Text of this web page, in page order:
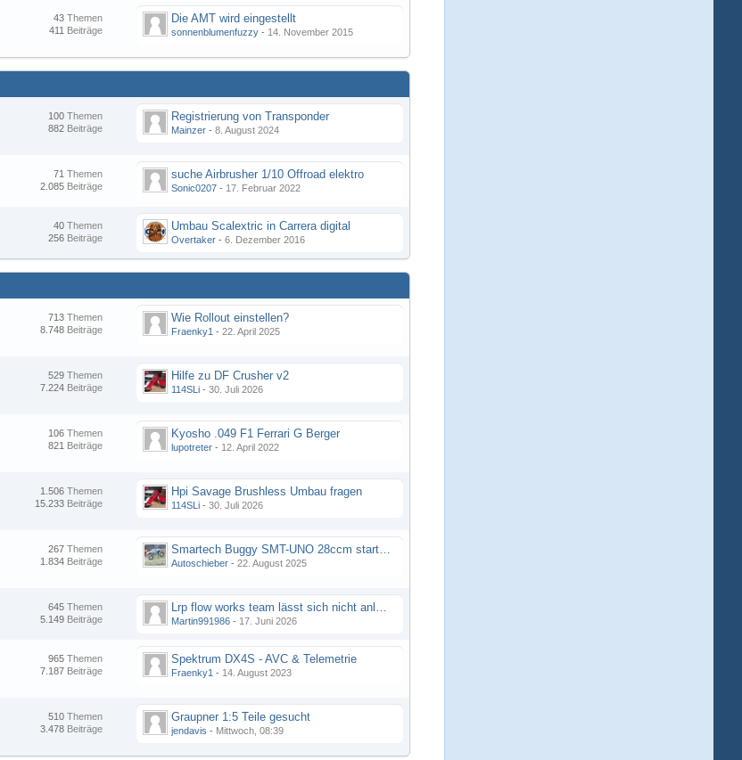
Themen
43
Beiträge
411
Die AMT wird eingestellt
sonnenblumenfuzzy - 14. November 2015
Themen
100
Beiträge
882
Registrierung von Transponder
Mainzer - 8. August 2024
Themen
71
Beiträge
2.085
suche Airbrusher 1/10 Offroad elektro
Sonic0207 - 17. Februar 2022
Themen
40
Beiträge
256
Umbau Scalextric in Carrera digital
Overtaker - 6. Dezember 2016
Themen
713
Beiträge
8.748
Wie Rollout einstellen?
Fraenky1 - 22. April 2025
Themen
529
Beiträge
7.224
Hilfe zu DF Crusher v2
114SLi - 30. Juli 2026
Themen
106
Beiträge
821
Kyosho .049 F1 Ferrari G Berger
lupotreter - 12. April 2022
Themen
1.506
Beiträge
15.233
Hpi Savage Brushless Umbau fragen
114SLi - 30. Juli 2026
Themen
267
Beiträge
1.834
Smartech Buggy SMT-UNO 28ccm startet nicht
Autoschieber - 22. August 2025
Themen
645
Beiträge
5.149
Lrp flow works team lässt sich nicht anlernen
Martin991986 - 17. Juni 2026
Themen
965
Beiträge
7.187
Spektrum DX4S - AVC & Telemetrie
Fraenky1 - 14. August 2023
Themen
510
Beiträge
3.478
Graupner 1:5 Teile gesucht
jendavis - Mittwoch, 08:39